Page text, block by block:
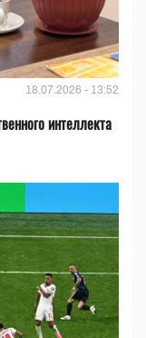
18.07.2026 - 13:52
интеллекта